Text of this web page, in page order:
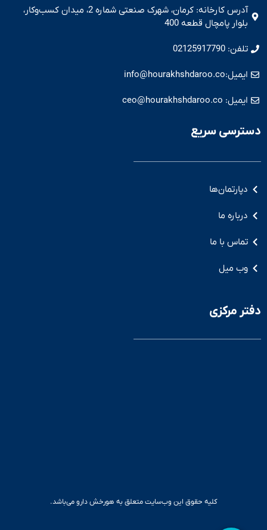
آدرس کارخانه: کرمان، شهرک صنعتی شماره 2، میدان کسب‌و‌کار،
بلوار پامچال قطعه 400
تلفن: 02125917790
ایمیل:info@hourakhshdaroo.co
ایمیل: ceo@hourakhshdaroo.co
دسترسی سریع
دپارتمان‌ها
درباره ما
تماس با ما
وب میل
دفتر مرکزی
کلیه حقوق این وب‌سایت متعلق به هورخش دارو می‌باشد.